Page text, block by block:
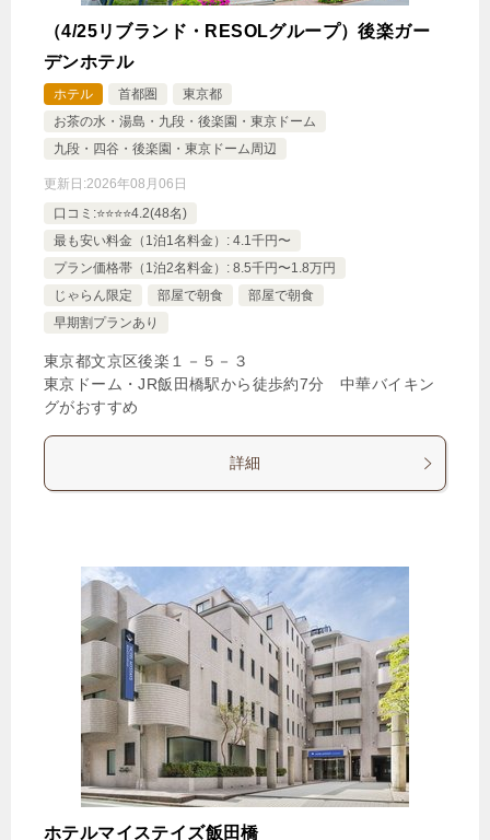
（4/25リブランド・RESOLグループ）後楽ガー
デンホテル
ホテル 首都圏
東京都
お茶の水・湯島・九段・後楽園・東京ドーム
九段・四谷・後楽園・東京ドーム周辺
更新日:2026年08月06日
口コミ:⭐️⭐️⭐️⭐️4.2(48名)
最も安い料金（1泊1名料金）: 4.1千円〜
プラン価格帯（1泊2名料金）: 8.5千円〜1.8万円
じゃらん限定
部屋で朝食
部屋で朝食
早期割プランあり
東京都文京区後楽１－５－３
東京ドーム・JR飯田橋駅から徒歩約7分 中華バイキン
グがおすすめ
詳細
ホテルマイステイズ飯田橋